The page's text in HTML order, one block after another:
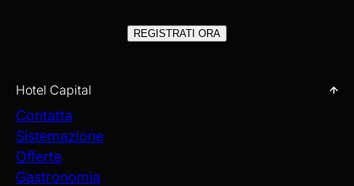
REGISTRATI ORA
Hotel Capital
Contatta
Sistemazione
Offerte
Gastronomia